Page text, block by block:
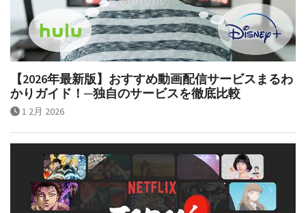
【2026年最新版】おすすめ動画配信サービスまるわ
かりガイド！─独自のサービスを徹底比較
1 2月 2026